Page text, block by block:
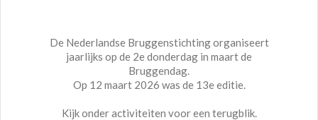
De Nederlandse Bruggenstichting organiseert
jaarlijks op de 2e donderdag in maart de
Bruggendag.
Op 12 maart 2026 was de 13e editie.
Kijk onder activiteiten voor een terugblik.